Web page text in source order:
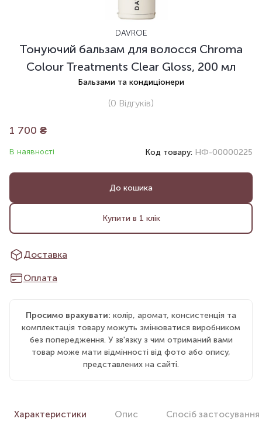
DAVROE
Тонуючий бальзам для волосся Chroma
Colour Treatments Clear Gloss, 200 мл
Бальзами та кондиціонери
(0 Відгуків)
1 700 ₴
В наявності Код товару: НФ-00000225
До кошика
Купити в 1 клік
Доставка
Оплата
Просимо врахувати: колір, аромат, консистенція та
комплектація товару можуть змінюватися виробником
без попередження. У зв'язку з чим отриманий вами
товар може мати відмінності від фото або опису,
представлених на сайті.
Характеристики Опис Спосіб застосування